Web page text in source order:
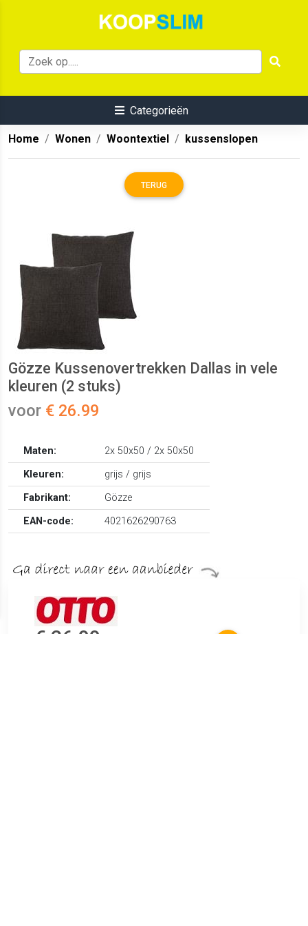
Categorieën
Home Wonen Woontextiel kussenslopen
TERUG
Gözze Kussenovertrekken Dallas in vele
kleuren (2 stuks)
voor € 26.99
Maten:
2x 50x50 / 2x 50x50
Kleuren:
grijs / grijs
Fabrikant:
Gözze
EAN-code:
4021626290763
€ 26.99